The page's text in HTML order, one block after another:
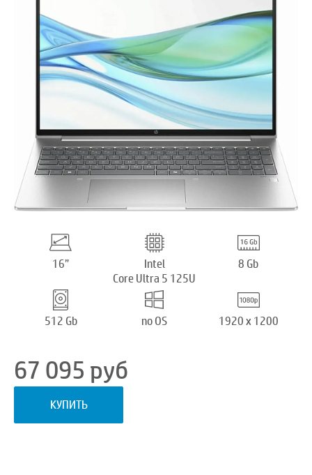
16”
Intel
Core Ultra 5 125U
8 Gb
512 Gb no OS 1920 x 1200
67 095 руб
КУПИТЬ